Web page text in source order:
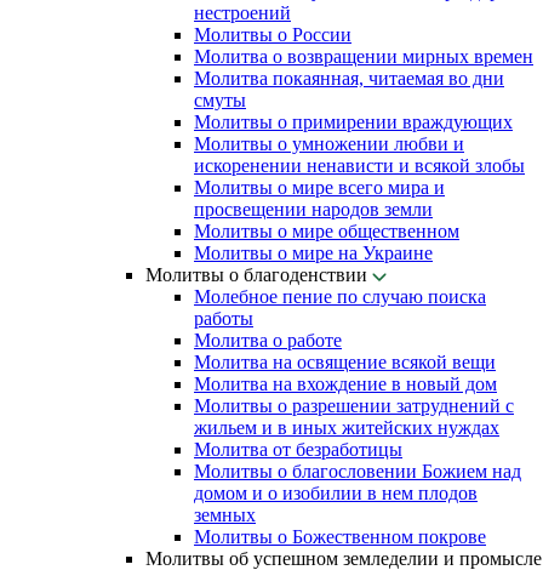
нестроений
Молитвы о России
Молитва о возвращении мирных времен
Молитва покаянная, читаемая во дни
смуты
Молитвы о примирении враждующих
Молитвы о умножении любви и
искоренении ненависти и всякой злобы
Молитвы о мире всего мира и
просвещении народов земли
Молитвы о мире общественном
Молитвы о мире на Украине
Молитвы о благоденствии
Молебное пение по случаю поиска
работы
Молитва о работе
Молитва на освящение всякой вещи
Молитва на вхождение в новый дом
Молитвы о разрешении затруднений с
жильем и в иных житейских нуждах
Молитва от безработицы
Молитвы о благословении Божием над
домом и о изобилии в нем плодов
земных
Молитвы о Божественном покрове
Молитвы об успешном земледелии и промысле